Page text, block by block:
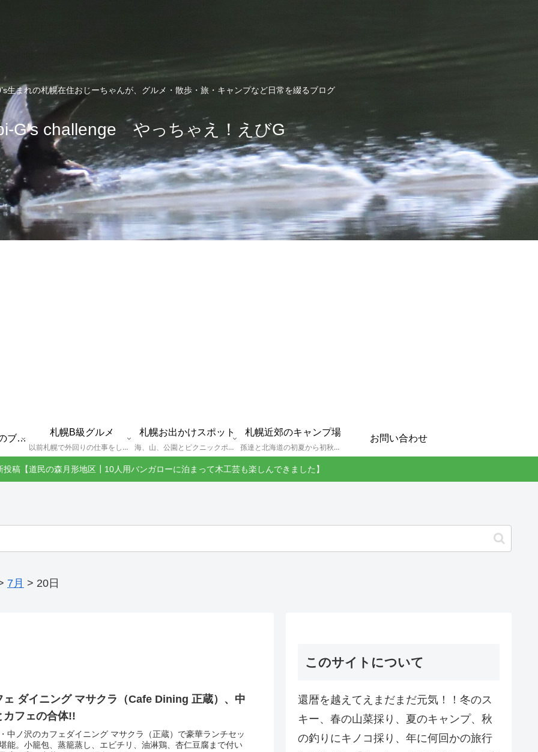
生まれの札幌在住おじーちゃんが、グルメ・散歩・旅・キャンプなど日常を綴るブログ
G's challenge やっちゃえ！えびG
えびGとは？札幌のブログ運営者プロフィール
札幌B級グルメ
以前札幌で外回りの仕事をしていた還暦過ぎブロガー「えびG」がランチ（サラリーマンランチ、サラメシ）を中心に、おそば、ラーメン、中華、日替わりランチを「札幌Bグルメ」と題してレポートしているブログカテゴリーのページです。現在は定年後の再雇用で札幌中とはいかなまでも会社の近くのすすきの界隈や家のある札幌市南区を中心に徘徊しております。
札幌お出かけスポット
海、山、公園とピクニックポイントや名所、旧跡などなど、、、、、札幌はもとより郊外の無理なく日帰りでいって帰ってこれるお出かけスポットを孫っち達（小学５、３年生、幼稚園年長さんの３人）とえびGがお出かけをして紹介しているページです。
札幌近郊のキャンプ場
孫達と北海道の初夏から初秋にかけてキャンプに出かけます。キャンプ場情報だったり料理だったり花火や遊びに虫取りとまさに「やっちゃえ！えびG」やりたい放題のブログです。
お問い合わせ
稿【道民の森月形地区┃10人用バンガローに泊まって木工芸も楽しんできました】
7月 > 20日
ェ ダイニング マサクラ（Cafe Dining 正蔵）、中
カフェの合体!!
中ノ沢のカフェダイニング マサクラ（正蔵）で豪華ランチセッ
能。小籠包、蒸籠蒸し、エビチリ、油淋鶏、杏仁豆腐まで付い
このサイトについて
還暦を越えてえまだまだ元気！！冬のス
キー、春の山菜採り、夏のキャンプ、秋
の釣りにキノコ採り、年に何回かの旅行